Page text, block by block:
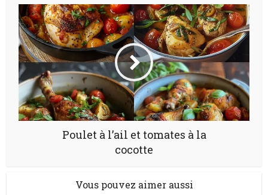
Poulet à l’ail et tomates à la
cocotte
Vous pouvez aimer aussi